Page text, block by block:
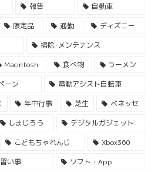
報告
自動車
限定品 通勤
ディズニー
掃除･メンテナンス
Macintosh 食べ物
ラーメン
ーン
電動アシスト自転車
年中行事 芝生
ベネッセ
しまじろう
デジタルガジェット
こどもちゃれんじ
Xbox360
習い事
ソフト・App